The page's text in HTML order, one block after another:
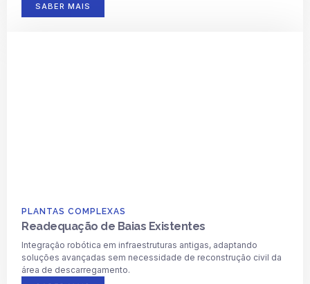
SABER MAIS
PLANTAS COMPLEXAS
Readequação de Baias Existentes
Integração robótica em infraestruturas antigas, adaptando
soluções avançadas sem necessidade de reconstrução civil da
área de descarregamento.